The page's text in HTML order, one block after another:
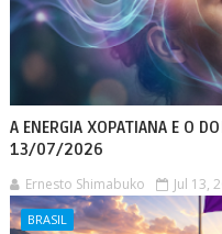
A ENERGIA XOPATIANA E O
13/07/2026
Ernesto Shimabuko Jul 13,
BRASIL